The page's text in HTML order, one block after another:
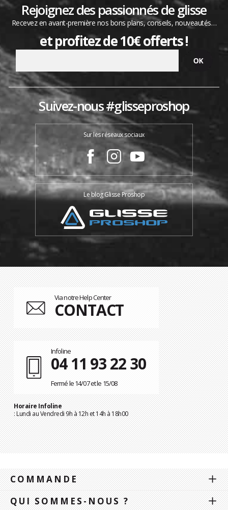
Rejoignez des passionnés de glisse
Recevez en avant-première nos bons plans, conseils, nouveautés…
et profitez de 10€ offerts !
Suivez-nous #glisseproshop
Sur les réseaux sociaux
Le blog Glisse Proshop
Via notre Help Center
CONTACT
Infoline
04 11 93 22 30
Fermé le 14/07 et le 15/08
Horaire Infoline
: Lundi au Vendredi 9h à 12h et 14h à 18h00
COMMANDE
QUI SOMMES-NOUS ?